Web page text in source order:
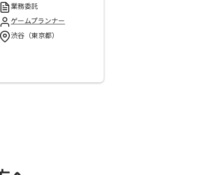
業務委託
ゲームプランナー
渋谷（東京都）